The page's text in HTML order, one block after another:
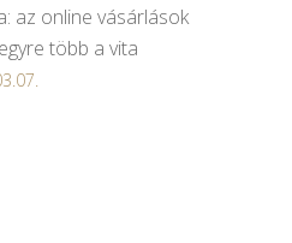
az online vásárlások
több a vita